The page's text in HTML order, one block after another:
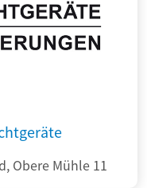
Obere Mühle 11